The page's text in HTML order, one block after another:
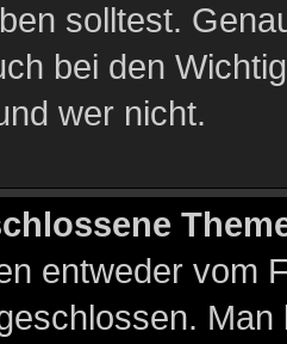
solltest.
bei den
wer nicht.
entweder vom